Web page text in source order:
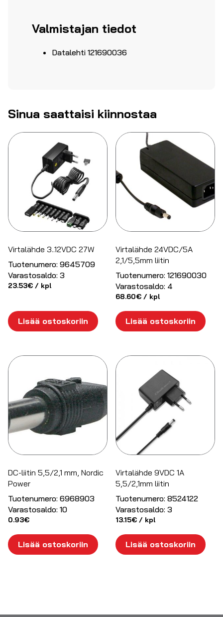
Valmistajan tiedot
Datalehti 121690036
Sinua saattaisi kiinnostaa
Virtalähde 3..12VDC 27W
Tuotenumero: 9645709
Varastosaldo: 3
23.53€ / kpl
Lisää ostoskoriin
Virtalähde 24VDC/5A
2,1/5,5mm liitin
Tuotenumero: 121690030
Varastosaldo: 4
68.60€ / kpl
Lisää ostoskoriin
DC-liitin 5,5/2,1 mm, Nordic
Power
Tuotenumero: 6968903
Varastosaldo: 10
0.93€
Lisää ostoskoriin
Virtalähde 9VDC 1A
5,5/2,1mm liitin
Tuotenumero: 8524122
Varastosaldo: 3
13.15€ / kpl
Lisää ostoskoriin